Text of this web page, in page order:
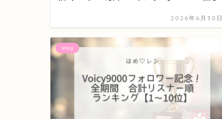
2026年6月30日
Voicy